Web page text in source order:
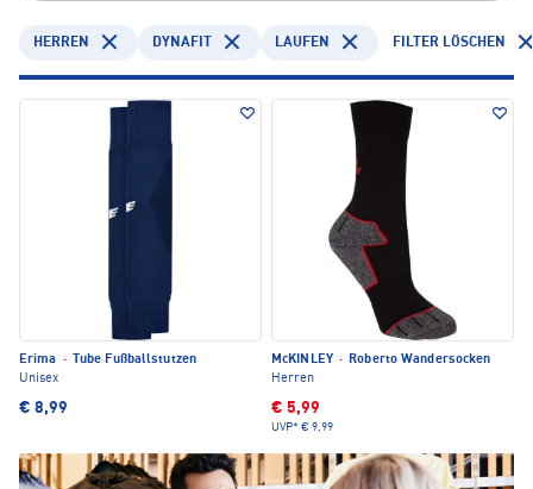
HERREN DYNAFIT LAUFEN FILTER LÖSCHEN
Erima ·
Tube Fußballstutzen
Unisex
€ 8,99
McKINLEY ·
Roberto Wandersocken
Herren
€ 5,99
UVP* € 9,99